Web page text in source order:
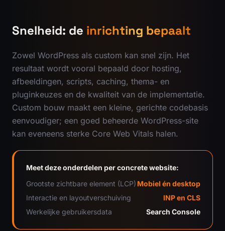
Snelheid: de inrichting bepaalt
Zowel WordPress als custom kan snel zijn. Het
resultaat wordt vooral bepaald door hosting,
afbeeldingen, scripts, caching, thema- en
pluginkeuzes en de kwaliteit van de implementatie.
Custom bouw maakt een kleine, gerichte codebasis
eenvoudiger; een goed beheerde WordPress-site
kan eveneens sterke Core Web Vitals halen.
Meet deze onderdelen per concrete website:
Grootste zichtbare element (LCP) Mobiel én desktop
Interactie en layoutverschuiving
INP en CLS
Werkelijke gebruikersdata
Search Console